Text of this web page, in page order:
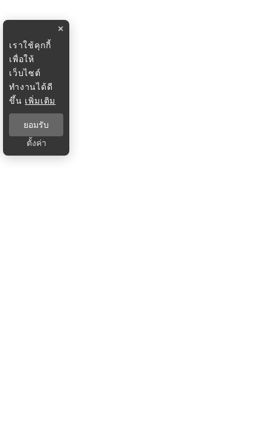
×
เราใช้คุกกี้
เพื่อให้
เว็บไซต์
ทำงานได้ดี
ขึ้น เพิ่มเติม
ยอมรับ
ตั้งค่า